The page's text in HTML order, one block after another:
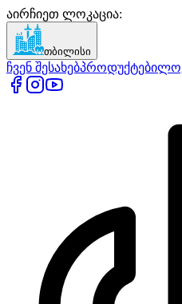
აირჩიეთ ლოკაცია:
თბილისი
ჩვენ შესახებპროდუქტები